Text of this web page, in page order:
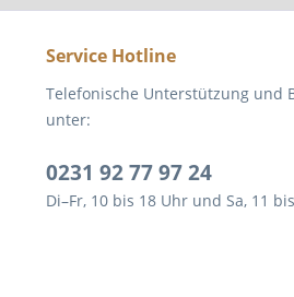
Service Hotline
Telefonische Unterstützung und
unter:
0231 92 77 97 24
Di–Fr, 10 bis 18 Uhr und Sa, 11